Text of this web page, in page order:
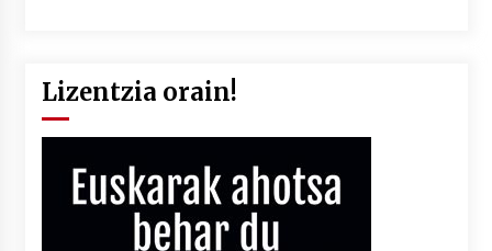
Lizentzia orain!